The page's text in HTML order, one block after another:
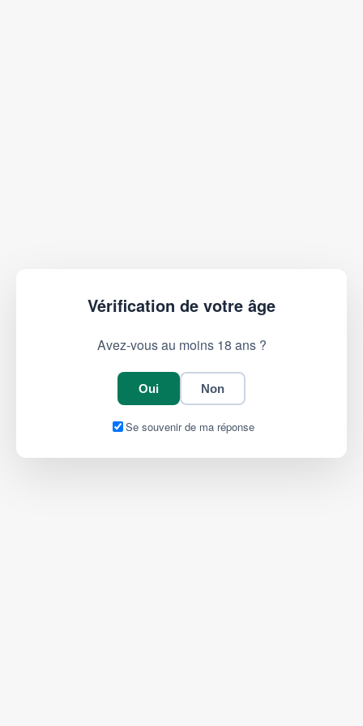
Vérification de votre âge
Avez-vous au moins 18 ans ?
Oui Non
Se souvenir de ma réponse